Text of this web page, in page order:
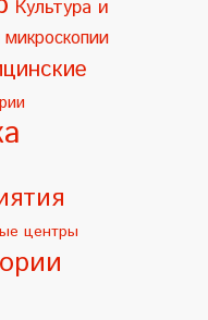
Культура и
центры